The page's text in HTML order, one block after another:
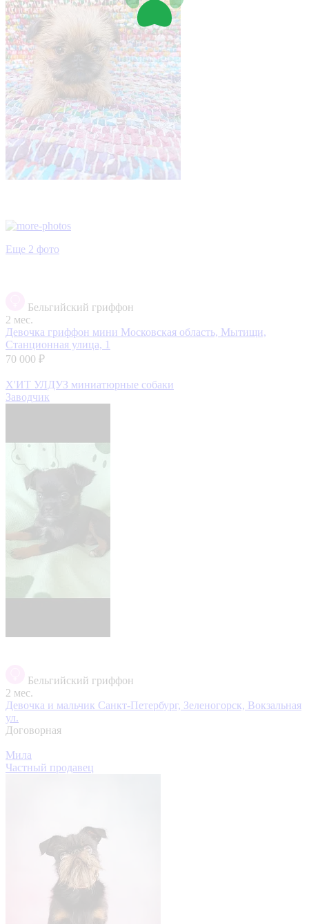
Еще 2 фото
Бельгийский гриффон
2 мес.
Девочка гриффон мини Московская область, Мытищи,
Станционная улица, 1
70 000 ₽
Х'ИТ УЛДУЗ миниатюрные собаки
Заводчик
Бельгийский гриффон
2 мес.
Девочка и мальчик Санкт-Петербург, Зеленогорск, Вокзальная
ул.
Договорная
Мила
Частный продавец